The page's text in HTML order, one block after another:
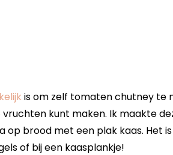
is om zelf tomaten chutney te
kunt maken. Ik maakte
op brood met een plak kaas. Het
of bij een kaasplankje!